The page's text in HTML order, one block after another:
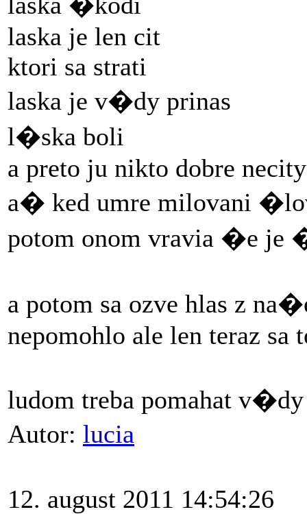
laska je len cit
ktori sa strati
laska je v�dy prinas
l�ska boli
a preto ju nikto dobre necity
a� ked umre milovani
potom onom vravia �e je
a potom sa ozve hlas z
nepomohlo ale len teraz sa
ludom treba pomahat
Autor: lucia
12. august 2011 14:54:26